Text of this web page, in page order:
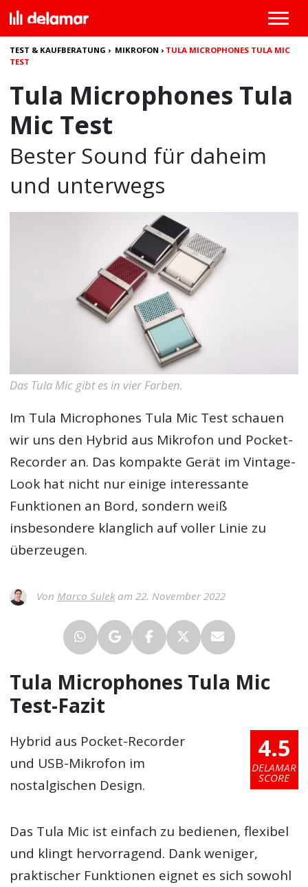
TEST & KAUFBERATUNG › MIKROFON › TULA MICROPHONES TULA MIC
TEST
Tula Microphones Tula
Mic Test
Bester Sound für daheim
und unterwegs
Das Tula Mic gibt es in vier Farben.
Im Tula Microphones Tula Mic Test schauen
wir uns den Hybrid aus Mikrofon und Pocket-
Recorder an. Das kompakte Gerät im Vintage-
Look hat nicht nur einige interessante
Funktionen an Bord, sondern weiß
insbesondere klanglich auf voller Linie zu
überzeugen.
Von Marco Sulekam 22. November 2022
Tula Microphones Tula Mic
Test-Fazit
4.5
DELAMAR
SCORE
Hybrid aus Pocket-Recorder
und USB-Mikrofon im
nostalgischen Design.
Das Tula Mic ist einfach zu bedienen, flexibel
und klingt hervorragend. Dank weniger,
praktischer Funktionen eignet es sich sowohl